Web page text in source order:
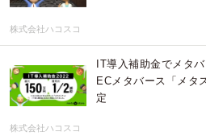
株式会社ハコスコ
IT導入補助金でメタ
ECメタバース「メタ
定
株式会社ハコスコ